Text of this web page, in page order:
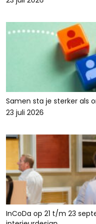
Samen sta je sterker als
23 juli 2026
InCoDa op 21 t/m 23